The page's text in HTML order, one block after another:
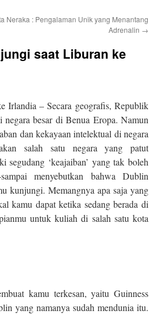
Neraka : Pengalaman Unik yang Menantang
Adrenalin →
saat Liburan ke
Irlandia – Secara geografis, Republik
besar di Benua Eropa. Namun
dan kekayaan intelektual di negara
salah satu negara yang patut
‘keajaiban’ yang tak boleh
menyebutkan bahwa Dublin
kunjungi. Memangnya apa saja yang
kamu dapat ketika sedang berada di
untuk kuliah di salah satu kota
kamu terkesan, yaitu Guinness
yang namanya sudah mendunia itu.